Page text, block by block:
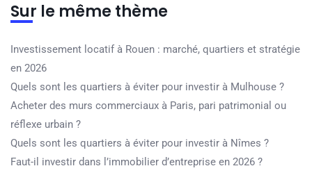
Sur le même thème
Investissement locatif à Rouen : marché, quartiers et stratégie
en 2026
Quels sont les quartiers à éviter pour investir à Mulhouse ?
Acheter des murs commerciaux à Paris, pari patrimonial ou
réflexe urbain ?
Quels sont les quartiers à éviter pour investir à Nîmes ?
Faut-il investir dans l’immobilier d’entreprise en 2026 ?